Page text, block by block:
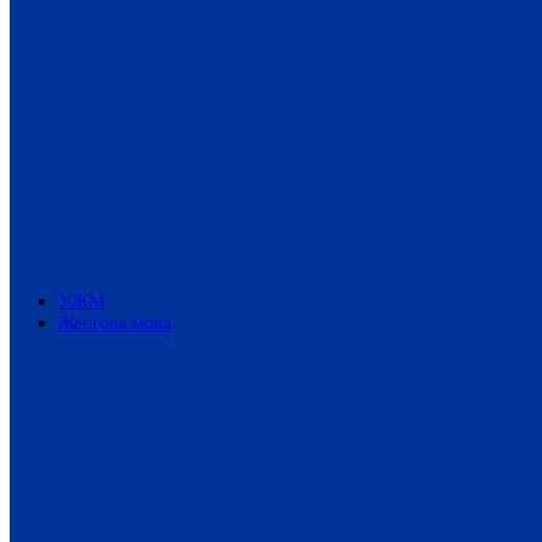
УЖМ
Жестова мова